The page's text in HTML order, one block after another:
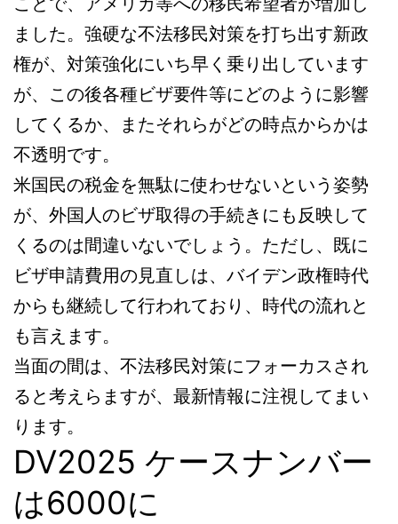
ことで、アメリカ等への移民希望者が増加し
ました。強硬な不法移民対策を打ち出す新政
権が、対策強化にいち早く乗り出しています
が、この後各種ビザ要件等にどのように影響
してくるか、またそれらがどの時点からかは
不透明です。
米国民の税金を無駄に使わせないという姿勢
が、外国人のビザ取得の手続きにも反映して
くるのは間違いないでしょう。ただし、既に
ビザ申請費用の見直しは、バイデン政権時代
からも継続して行われており、時代の流れと
も言えます。
当面の間は、不法移民対策にフォーカスされ
ると考えらますが、最新情報に注視してまい
ります。
DV2025 ケースナンバー
は6000に